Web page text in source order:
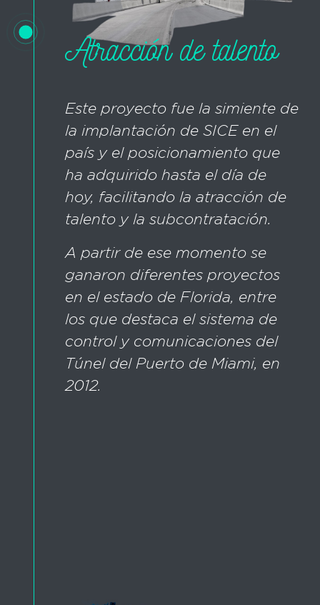
Atracción de talento
Este proyecto fue la simiente de
la implantación de SICE en el
país y el posicionamiento que
ha adquirido hasta el día de
hoy, facilitando la atracción de
talento y la subcontratación.
A partir de ese momento se
ganaron diferentes proyectos
en el estado de Florida, entre
los que destaca el sistema de
control y comunicaciones del
Túnel del Puerto de Miami, en
2012.